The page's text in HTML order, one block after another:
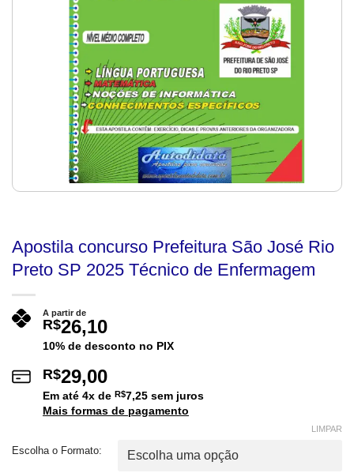
Apostila concurso Prefeitura São José Rio
Preto SP 2025 Técnico de Enfermagem
A partir de
R$26,10
10% de desconto no PIX
R$29,00
Em até 4x de R$7,25 sem juros
Mais formas de pagamento
Escolha o Formato:
LIMPAR